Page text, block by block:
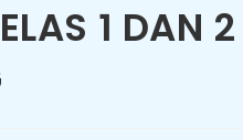
1 DAN